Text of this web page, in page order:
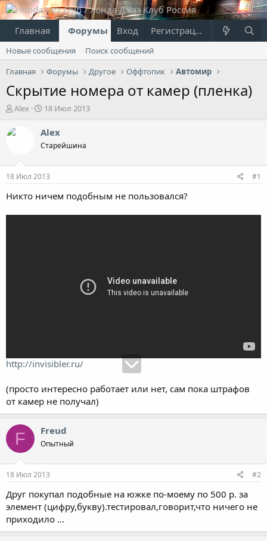
Главная Форумы Что нового?
Вход Регистрация
Новые сообщения
Поиск сообщений
Главная
Форумы Другое Оффтопик Автомир
Скрытие номера от камер (пленка)
А
т
е
м
ы
Alex
Д
т
н
ч
а
л
18 Июл 2013
Alex
Старейшина
18 Июл 2013 #1
Никто ничем подобным не пользовался?
http://invisibler.ru/
(просто интересно работает или нет, сам пока штрафов
от камер не получал)
F Freud
Опытный
18 Июл 2013 #2
Друг покупал подобные на южке по-моему по 500 р. за
элемент (цифру,букву).тестировал,говорит,что ничего не
приходило ...